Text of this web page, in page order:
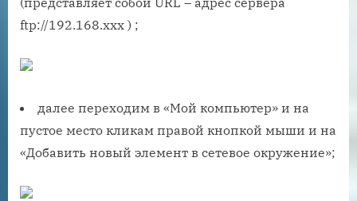
ftp://192.168.xxx ) ;
далее переходим в «Мой компьютер» и на
пустое место кликам правой кнопкой мыши и на
«Добавить новый элемент в сетевое окружение»;